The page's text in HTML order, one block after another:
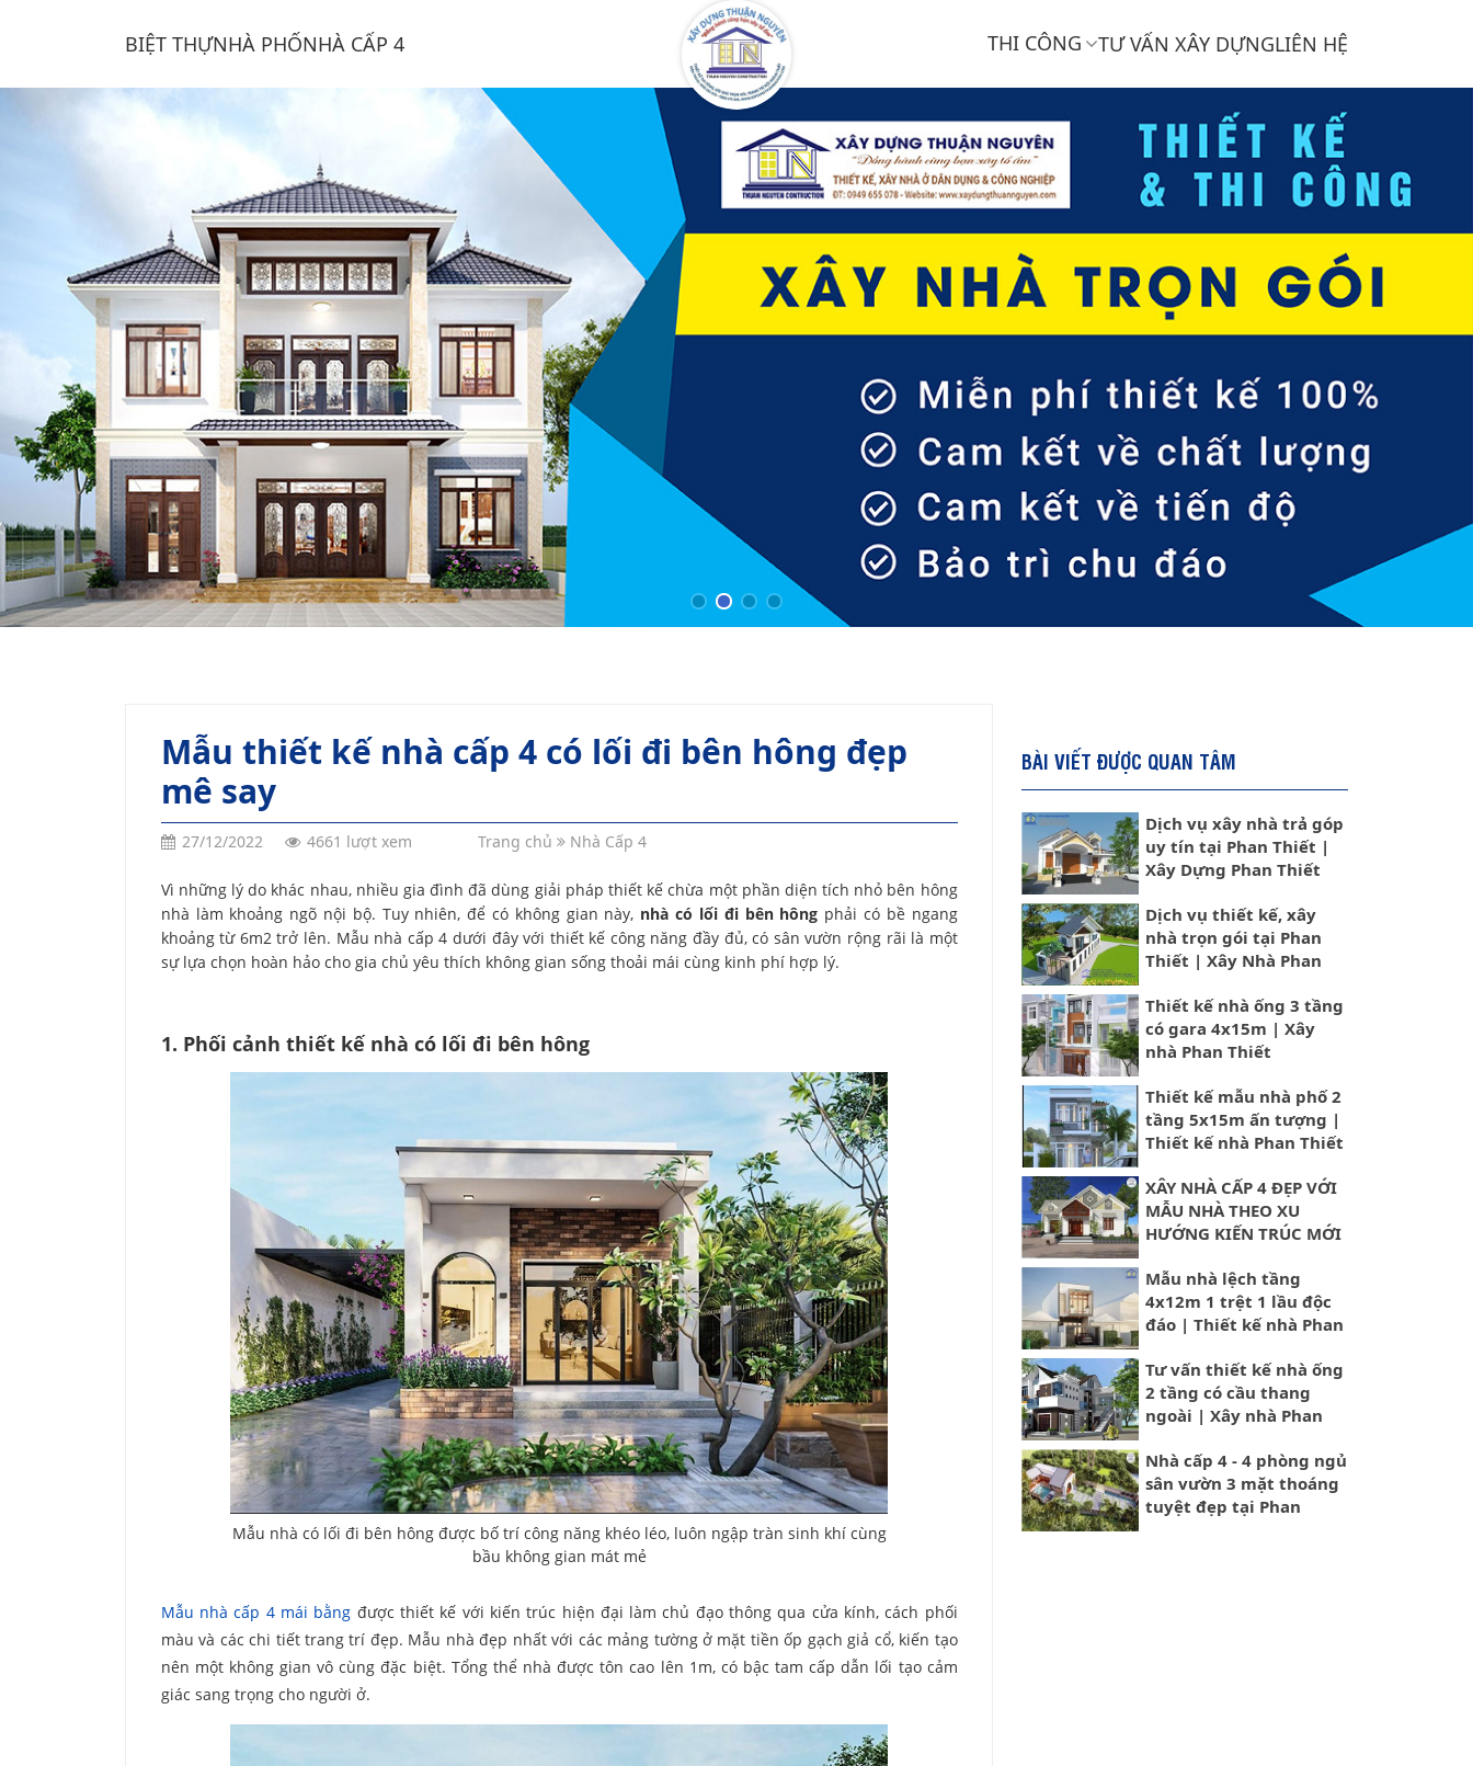
BIỆT THỰNHÀ PHỐNHÀ CẤP 4 THI CÔNG TƯ VẤN XÂY DỰNGLIÊN HỆ
Mẫu thiết kế nhà cấp 4 có lối đi bên hông đẹp
mê say
27/12/2022 4661 lượt xem Trang chủ Nhà Cấp 4
Vì những lý do khác nhau, nhiều gia đình đã dùng giải pháp thiết kế chừa một phần diện tích nhỏ bên hông
nhà làm khoảng ngõ nội bộ. Tuy nhiên, để có không gian này, nhà có lối đi bên hông phải có bề ngang
khoảng từ 6m2 trở lên. Mẫu nhà cấp 4 dưới đây với thiết kế công năng đầy đủ, có sân vườn rộng rãi là một
sự lựa chọn hoàn hảo cho gia chủ yêu thích không gian sống thoải mái cùng kinh phí hợp lý.
1. Phối cảnh thiết kế nhà có lối đi bên hông
Mẫu nhà có lối đi bên hông được bố trí công năng khéo léo, luôn ngập tràn sinh khí cùng
bầu không gian mát mẻ
Mẫu nhà cấp 4 mái bằng được thiết kế với kiến trúc hiện đại làm chủ đạo thông qua cửa kính, cách phối
màu và các chi tiết trang trí đẹp. Mẫu nhà đẹp nhất với các mảng tường ở mặt tiền ốp gạch giả cổ, kiến tạo
nên một không gian vô cùng đặc biệt. Tổng thể nhà được tôn cao lên 1m, có bậc tam cấp dẫn lối tạo cảm
giác sang trọng cho người ở.
BÀI VIẾT ĐƯỢC QUAN TÂM
Dịch vụ xây nhà trả góp
uy tín tại Phan Thiết |
Xây Dựng Phan Thiết
Dịch vụ thiết kế, xây
nhà trọn gói tại Phan
Thiết | Xây Nhà Phan
Thiết kế nhà ống 3 tầng
có gara 4x15m | Xây
nhà Phan Thiết
Thiết kế mẫu nhà phố 2
tầng 5x15m ấn tượng |
Thiết kế nhà Phan Thiết
XÂY NHÀ CẤP 4 ĐẸP VỚI
MẪU NHÀ THEO XU
HƯỚNG KIẾN TRÚC MỚI
Phan Thiết
Mẫu nhà lệch tầng
4x12m 1 trệt 1 lầu độc
đáo | Thiết kế nhà Phan
Tư vấn thiết kế nhà ống
2 tầng có cầu thang
ngoài | Xây nhà Phan
Nhà cấp 4 - 4 phòng ngủ
sân vườn 3 mặt thoáng
tuyệt đẹp tại Phan